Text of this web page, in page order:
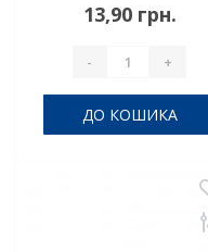
13,90 грн.
- +
ДО КОШИКА